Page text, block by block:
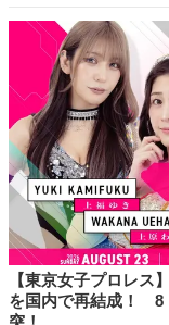
【東京女子プロレス
を国内で再結成！ 8